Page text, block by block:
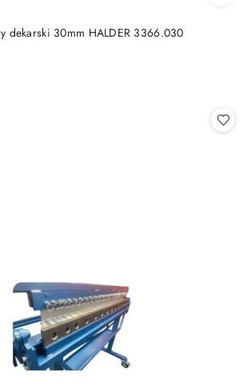
dekarski 30mm HALDER 3366.030